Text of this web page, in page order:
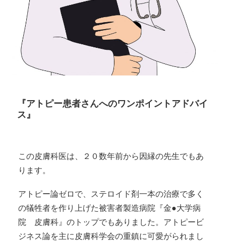
『アトピー患者さんへのワンポイントアドバイ
ス』
この皮膚科医は、２０数年前から因縁の先生でもあ
ります。
アトピー論ゼロで、ステロイド剤一本の治療で多く
の犠牲者を作り上げた被害者製造病院『金●大学病
院 皮膚科』のトップでもありました。アトピービ
ジネス論を主に皮膚科学会の重鎮に可愛がられまし